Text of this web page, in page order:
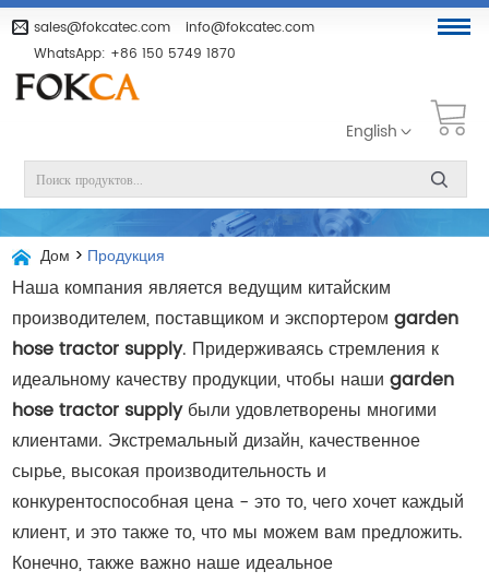
sales@fokcatec.com
info@fokcatec.com
WhatsApp: +86 150 5749 1870
English
Дом > Продукция
Наша компания является ведущим китайским
производителем, поставщиком и экспортеромgarden
hose tractor supply. Придерживаясь стремления к
идеальному качеству продукции, чтобы нашиgarden
hose tractor supplyбыли удовлетворены многими
клиентами. Экстремальный дизайн, качественное
сырье, высокая производительность и
конкурентоспособная цена - это то, чего хочет каждый
клиент, и это также то, что мы можем вам предложить.
Конечно, также важно наше идеальное